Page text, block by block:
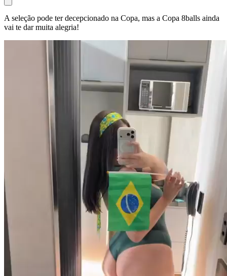
A seleção pode ter decepcionado na Copa, mas a Copa 8balls ainda
vai te dar muita alegria!